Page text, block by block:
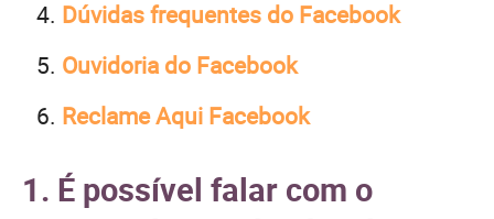
Dúvidas frequentes do Facebook
Ouvidoria do Facebook
Reclame Aqui Facebook
1. É possível falar com o